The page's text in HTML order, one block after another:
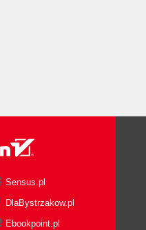
Sensus.pl
DlaBystrzakow.pl
Ebookpoint.pl